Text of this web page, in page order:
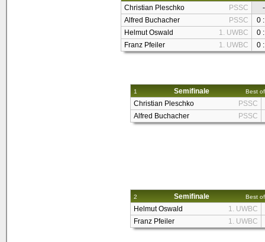
Christian Pleschko
PSSC
-
Alfred Buchacher
PSSC
0
Helmut Oswald
1. UWBC
0
Franz Pfeiler
1. UWBC 0
1 Semifinale Best
Christian Pleschko
PSSC
Alfred Buchacher
PSSC
2 Semifinale Best
Helmut Oswald
1. UWBC
Franz Pfeiler
1. UWBC